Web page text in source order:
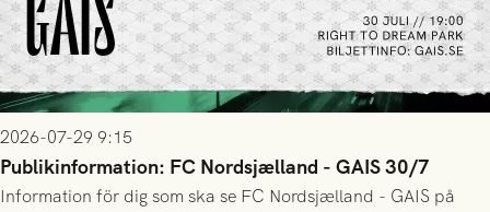
2026-07-29 9:15
Publikinformation: FC Nordsjælland - GAIS 30/7
Information för dig som ska se FC Nordsjælland - GAIS på